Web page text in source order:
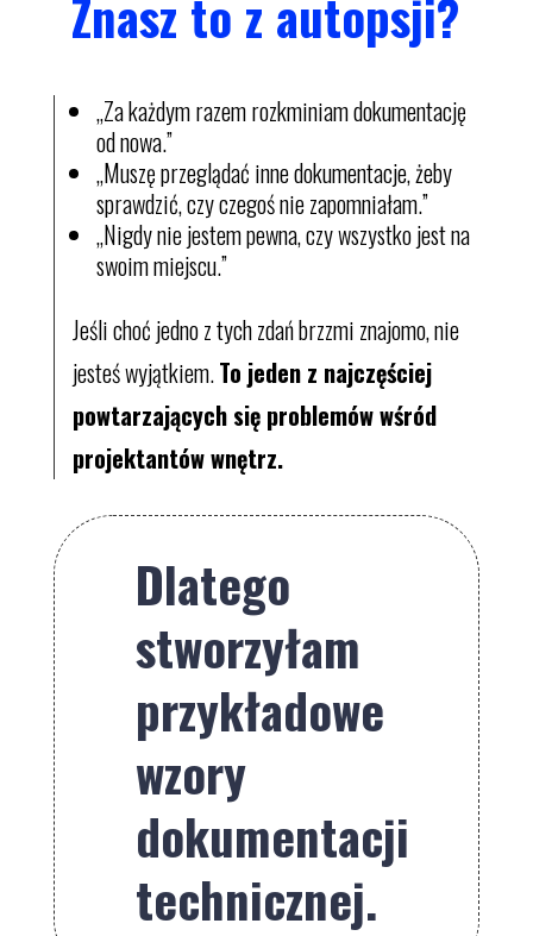
Znasz to z autopsji?
„Za każdym razem rozkminiam dokumentację
od nowa.”
„Muszę przeglądać inne dokumentacje, żeby
sprawdzić, czy czegoś nie zapomniałam.”
„Nigdy nie jestem pewna, czy wszystko jest na
swoim miejscu.”
Jeśli choć jedno z tych zdań brzzmi znajomo, nie
jesteś wyjątkiem.To jeden z najczęściej
powtarzających się problemów wśród
projektantów wnętrz.
Dlatego
stworzyłam
przykładowe
wzory
dokumentacji
technicznej.